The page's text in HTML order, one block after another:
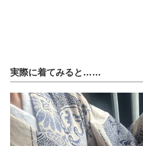
実際に着てみると……